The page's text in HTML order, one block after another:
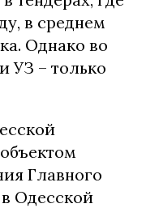
в среднем
Однако во
УЗ – только
Главного
Одесской